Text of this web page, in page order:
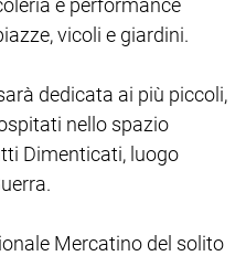
vicoli e giardini.
dedicata ai più piccoli,
nello spazio
Dimenticati, luogo
Mercatino del solito